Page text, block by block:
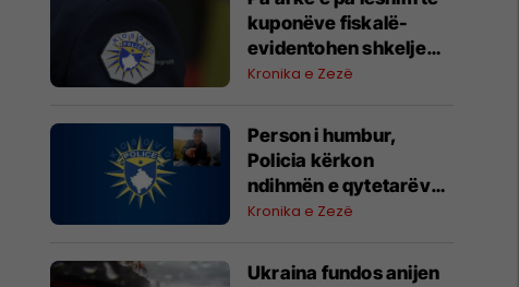
kuponëve fiskalë-
evidentohen shkelje
nga inspektimet e
Podujevë, Lipjan,
Obiliq, Graçanicë
Kronika e Zezë
Person i humbur,
Policia kërkon
ndihmën e qytetarëve
për gjetjen e një të
Kronika e Zezë
Ukraina fundos anijen